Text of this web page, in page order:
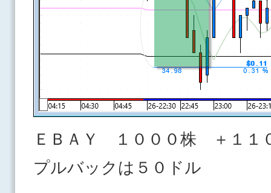
ＥＢＡＹ １０００株 ＋１１
プルバックは５０ドル